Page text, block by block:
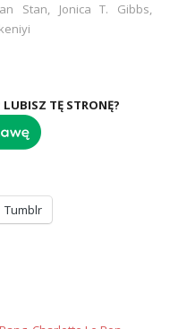
Stan, Jonica T. Gibbs,
TĘ STRONĘ?
Tumblr